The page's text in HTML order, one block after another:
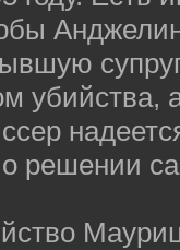
убийства,
решении